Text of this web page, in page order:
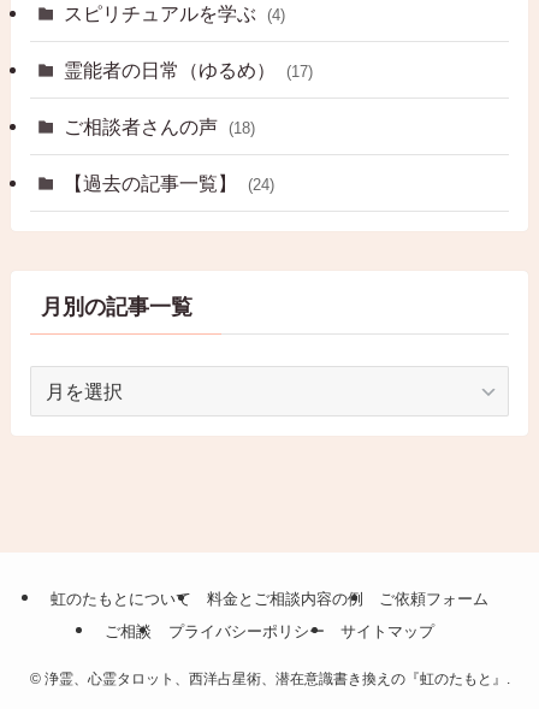
スピリチュアルを学ぶ (4)
霊能者の日常（ゆるめ） (17)
ご相談者さんの声 (18)
【過去の記事一覧】 (24)
月別の記事一覧
の
虹のたもとについて 料金とご相談内容の例
ご依頼フォーム
ご相談
プライバシーポリシー サイトマップ
©浄霊、心霊タロット、西洋占星術、潜在意識書き換えの『虹のたもと』.